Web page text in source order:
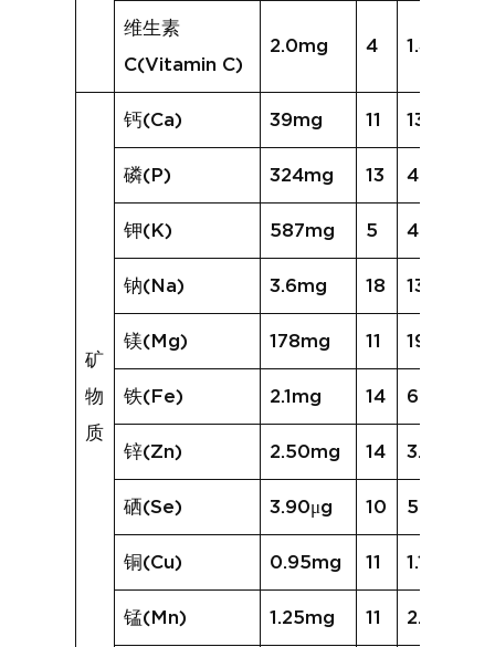
维生素
C(Vitamin C)
2.0mg 4 1.4mg
矿
物
质
钙(Ca) 39mg 11 135mg
磷(P) 324mg 13 462mg
钾(K) 587mg 5 458mg
钠(Na) 3.6mg 18 137.2mg
镁(Mg) 178mg 11 197mg
铁(Fe) 2.1mg 14 6.1mg
锌(Zn) 2.50mg 14 3.46mg
硒(Se) 3.90μg 10 5.92μg
铜(Cu) 0.95mg 11 1.10mg
锰(Mn) 1.25mg 11 2.59mg